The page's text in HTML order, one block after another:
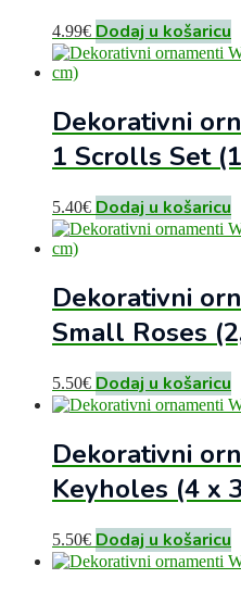
4.99€ Dodaj u košaricu
Dekorativni
1 Scrolls Set
5.40€ Dodaj u košaricu
Dekorativni
Small Roses
5.50€ Dodaj u košaricu
Dekorativni
Keyholes (4 x
5.50€ Dodaj u košaricu